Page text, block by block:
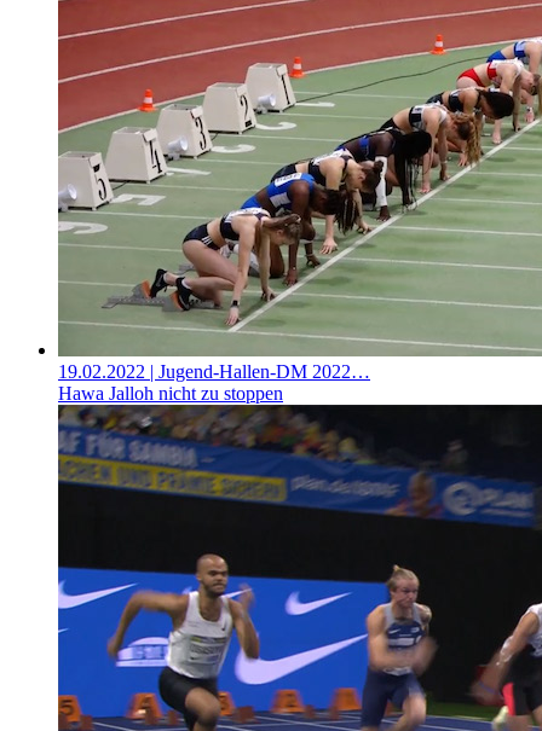
19.02.2022 | Jugend-Hallen-DM 2022…
Hawa Jalloh nicht zu stoppen